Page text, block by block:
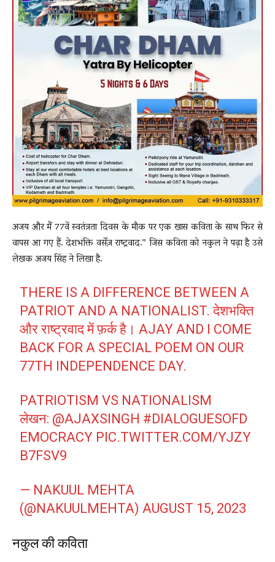
अजय और मैं 77वें स्वतंत्रता दिवस के मौक पर एक खास कविता के साथ फिर से
वापस आ गए हैं. देशभक्ति वर्सेज़ राष्ट्रवाद.” जिस कविता को नकुल ने पढ़ा है उसे
लेखक अजय सिंह ने लिखा है.
THERE IS A DIFFERENCE BETWEEN A
PATRIOT AND A NATIONALIST. देशभक्ति
और राष्ट्रवाद में फ़र्क है। AJAY AND I COME
BACK FOR A SPECIAL POEM ON OUR
77TH INDEPENDENCE DAY.
PATRIOTISM VS NATIONALISM
लेखन: @AJAXSINGH #DIALOGUESOFD
EMOCRACY PIC.TWITTER.COM/YJZY
B7FSV9
— NAKUUL MEHTA
(@NAKUULMEHTA)AUGUST 15, 2023
नकुल की कविता